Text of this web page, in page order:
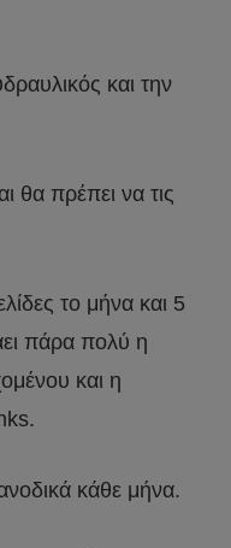
και την
θα πρέπει να τις
το μήνα και 5
πάρα πολύ η
και η
κάθε μήνα.